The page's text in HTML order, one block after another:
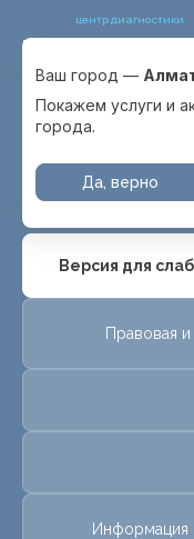
центр диагностики
Выбрать город
с. Отеген батыра
Ваш город —
Покажем услуги и
города.
Да, верно
Версия для
Правовая
Информация